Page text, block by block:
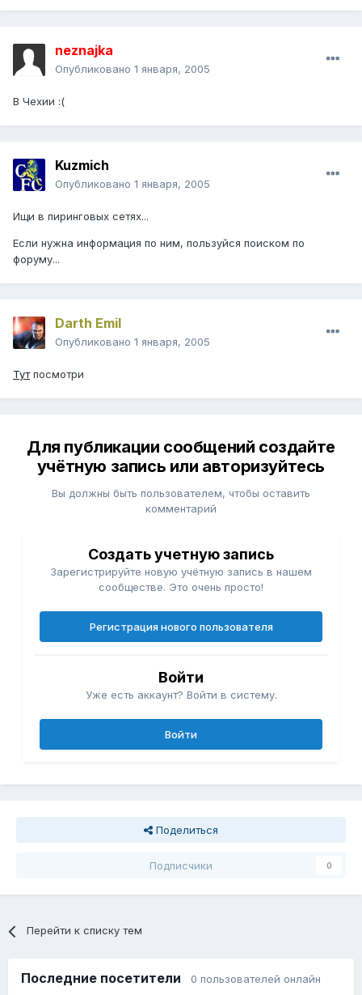
neznajka
Опубликовано 1 января, 2005
В Чехии :(
Kuzmich
Опубликовано 1 января, 2005
Ищи в пиринговых сетях...
Если нужна информация по ним, пользуйся поиском по
форуму...
Darth Emil
Опубликовано 1 января, 2005
Тутпосмотри
Для публикации сообщений создайте
учётную запись или авторизуйтесь
Вы должны быть пользователем, чтобы оставить
комментарий
Создать учетную запись
Зарегистрируйте новую учётную запись в нашем
сообществе. Это очень просто!
Регистрация нового пользователя
Войти
Уже есть аккаунт? Войти в систему.
Войти
Поделиться
Подписчики 0
Перейти к списку тем
Последние посетители 0 пользователей онлайн